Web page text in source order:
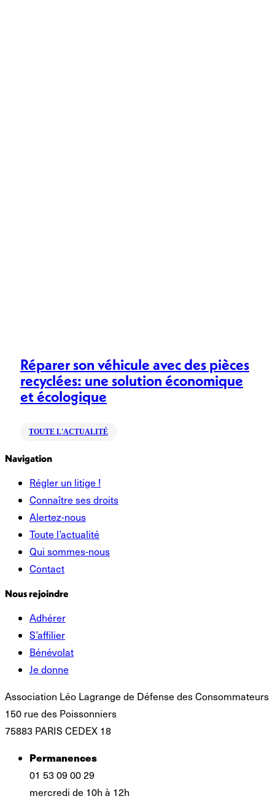
Réparer son véhicule avec des pièces
recyclées: une solution économique
et écologique
TOUTE L'ACTUALITÉ
Navigation
Régler un litige !
Connaître ses droits
Alertez-nous
Toute l’actualité
Qui sommes-nous
Contact
Nous rejoindre
Adhérer
S’affilier
Bénévolat
Je donne
Association Léo Lagrange de Défense des Consommateurs
150 rue des Poissonniers
75883 PARIS CEDEX 18
Permanences
01 53 09 00 29
mercredi de 10h à 12h